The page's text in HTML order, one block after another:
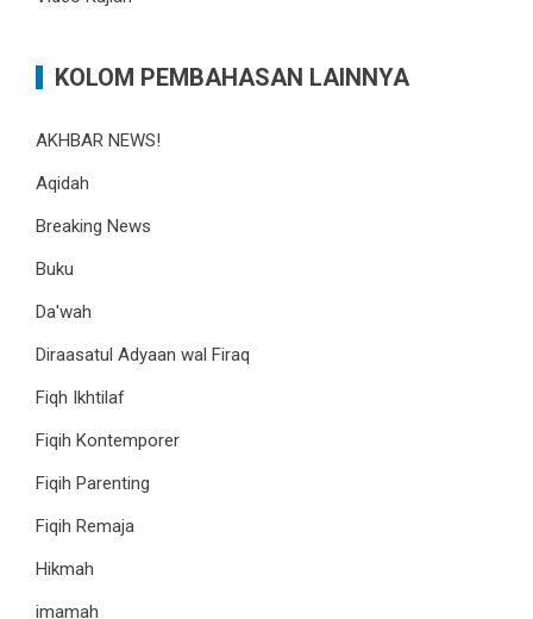
KOLOM PEMBAHASAN LAINNYA
AKHBAR NEWS!
Aqidah
Breaking News
Buku
Da'wah
Diraasatul Adyaan wal Firaq
Fiqh Ikhtilaf
Fiqih Kontemporer
Fiqih Parenting
Fiqih Remaja
Hikmah
imamah